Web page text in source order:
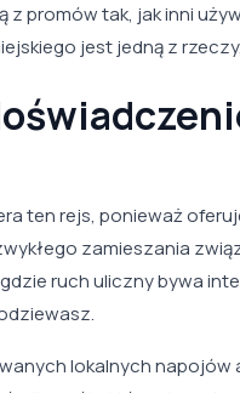
z promów tak, jak inni
jest jedną z
ten rejs, ponieważ
zamieszania
ruch uliczny bywa
lokalnych